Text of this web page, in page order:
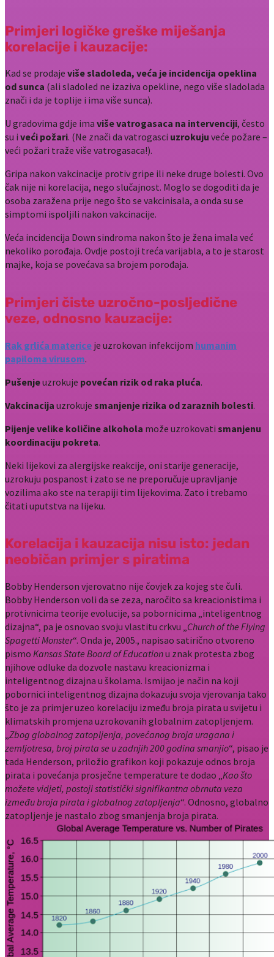
Primjeri logičke greške miješanja
korelacije i kauzacije:
Kad se prodaje više sladoleda, veća je incidencija opeklina
od sunca (ali sladoled ne izaziva opekline, nego više sladolada
znači i da je toplije i ima više sunca).
U gradovima gdje ima više vatrogasaca na intervenciji, često
su i veći požari. (Ne znači da vatrogasci uzrokuju veće požare –
veći požari traže više vatrogasaca!).
Gripa nakon vakcinacije protiv gripe ili neke druge bolesti. Ovo
čak nije ni korelacija, nego slučajnost. Moglo se dogoditi da je
osoba zaražena prije nego što se vakcinisala, a onda su se
simptomi ispoljili nakon vakcinacije.
Veća incidencija Down sindroma nakon što je žena imala već
nekoliko porođaja. Ovdje postoji treća varijabla, a to je starost
majke, koja se povećava sa brojem porođaja.
Primjeri čiste uzročno-posljedične
veze, odnosno kauzacije:
Rak grlića materice je uzrokovan infekcijom humanim
papiloma virusom.
Pušenjeuzrokuje povećan rizik od raka pluća.
Vakcinacija uzrokuje smanjenje rizika od zaraznih bolesti.
Pijenje velike količine alkohola može uzrokovati smanjenu
koordinaciju pokreta.
Neki lijekovi za alergijske reakcije, oni starije generacije,
uzrokuju pospanost i zato se ne preporučuje upravljanje
vozilima ako ste na terapiji tim lijekovima. Zato i trebamo
čitati uputstva na lijeku.
Korelacija i kauzacija nisu isto: jedan
neobičan primjer s piratima
Bobby Henderson vjerovatno nije čovjek za kojeg ste čuli.
Bobby Henderson voli da se zeza, naročito sa kreacionistima i
protivnicima teorije evolucije, sa pobornicima „inteligentnog
dizajna“, pa je osnovao svoju vlastitu crkvu „ Church of the Flying
Spagetti Monster“. Onda je, 2005., napisao satirično otvoreno
pismo Kansas State Board of Educationu znak protesta zbog
njihove odluke da dozvole nastavu kreacionizma i
inteligentnog dizajna u školama. Ismijao je način na koji
pobornici inteligentnog dizajna dokazuju svoja vjerovanja tako
što je za primjer uzeo korelaciju između broja pirata u svijetu i
klimatskih promjena uzrokovanih globalnim zatopljenjem.
Zbog globalnog zatopljenja, povećanog broja uragana i
zemljotresa, broj pirata se u zadnjih 200 godina smanjio“, pisao je
tada Henderson, priložio grafikon koji pokazuje odnos broja
pirata i povećanja prosječne temperature te dodao „ Kao što
možete vidjeti, postoji statistički signifikantna obrnuta veza
između broja pirata i globalnog zatopljenja“. Odnosno, globalno
zatopljenje je nastalo zbog smanjenja broja pirata.